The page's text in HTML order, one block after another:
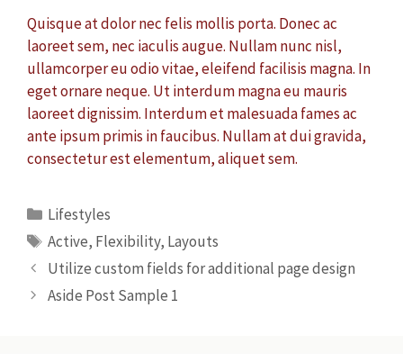
Quisque at dolor nec felis mollis porta. Donec ac
laoreet sem, nec iaculis augue. Nullam nunc nisl,
ullamcorper eu odio vitae, eleifend facilisis magna. In
eget ornare neque. Ut interdum magna eu mauris
laoreet dignissim. Interdum et malesuada fames ac
ante ipsum primis in faucibus. Nullam at dui gravida,
consectetur est elementum, aliquet sem.
Lifestyles
Active, Flexibility, Layouts
Utilize custom fields for additional page design
Aside Post Sample 1